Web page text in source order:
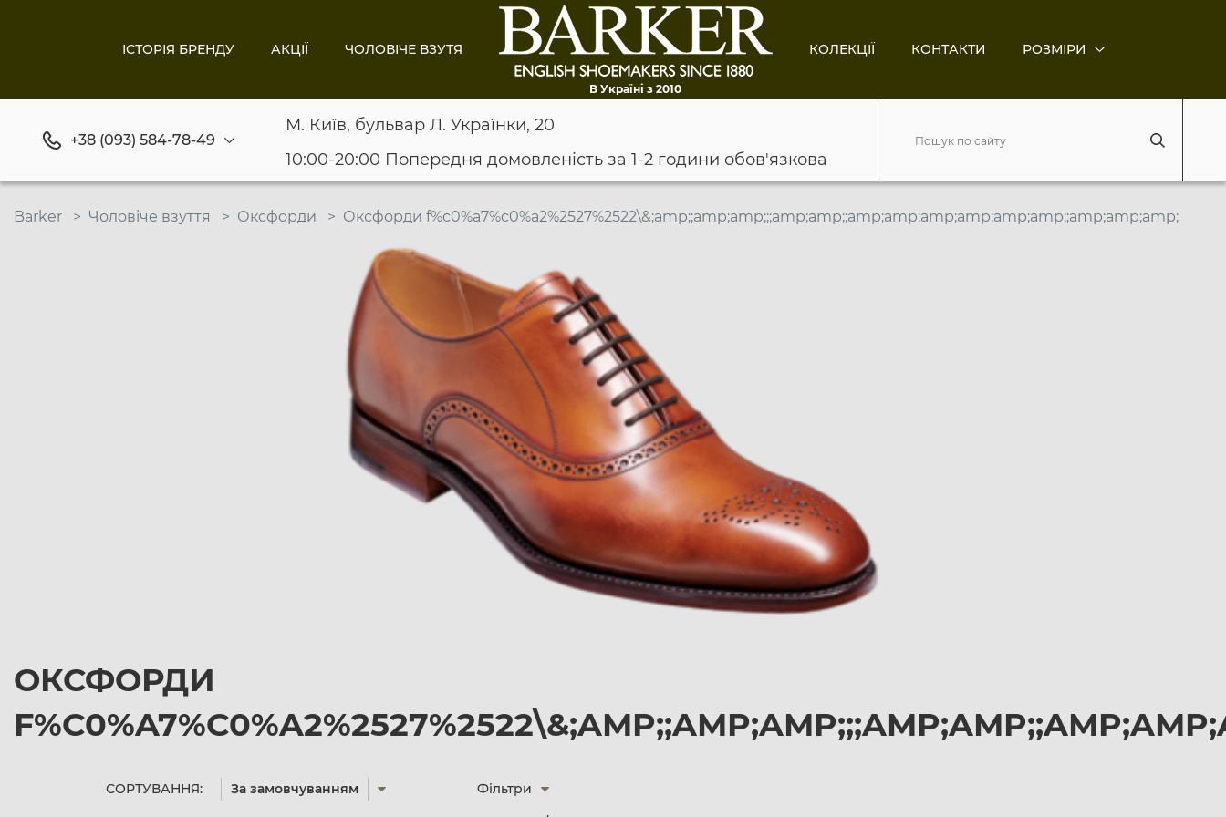
ІСТОРІЯ БРЕНДУ АКЦІЇ ЧОЛОВІЧЕ ВЗУТЯ
В Україні з 2010
КОЛЕКЦІЇ КОНТАКТИ РОЗМІРИ
+38 (093) 584-78-49
М. Київ, бульвар Л. Українки, 20
10:00-20:00 Попередня домовленість за 1-2 години обов'язкова
Barker Чоловіче взуття Оксфорди Оксфорди f%c0%a7%c0%a2%2527%2522\&;amp;;amp;amp;;;amp;amp;;amp;amp;amp;amp;amp;amp;;amp;amp;amp;
ОКСФОРДИ
СОРТУВАННЯ: За замовчуванням Фільтри